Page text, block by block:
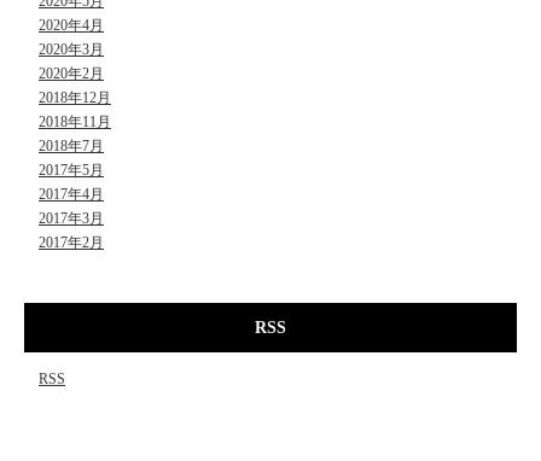
2020年4月
2020年3月
2020年2月
2018年12月
2018年11月
2018年7月
2017年5月
2017年4月
2017年3月
2017年2月
RSS
RSS